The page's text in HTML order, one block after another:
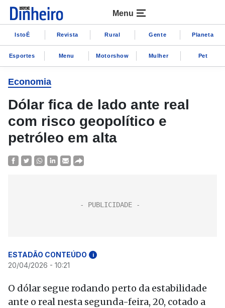
Menu
IstoÉ Revista Rural Gente Planeta
Esportes Menu Motorshow Mulher Pet
Economia
Dólar fica de lado ante real
com risco geopolítico e
petróleo em alta
ESTADÃO CONTEÚDO i
20/04/2026 - 10:21
O dólar segue rodando perto da estabilidade
ante o real nesta segunda-feira, 20, cotado a